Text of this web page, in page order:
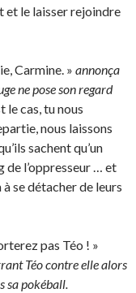
et le laisser rejoindre
Carmine. » annonça
ne pose son regard
le cas, tu nous
nous laissons
sachent qu’un
de l’oppresseur … et
se détacher de leurs
pas Téo ! »
Téo contre elle alors
sa pokéball.